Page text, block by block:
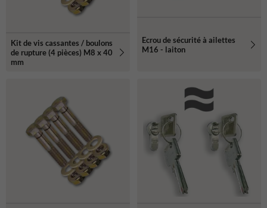
Kit de vis cassantes / boulons
de rupture (4 pièces) M8 x 40
mm
Ecrou de sécurité à ailettes
M16 - laiton